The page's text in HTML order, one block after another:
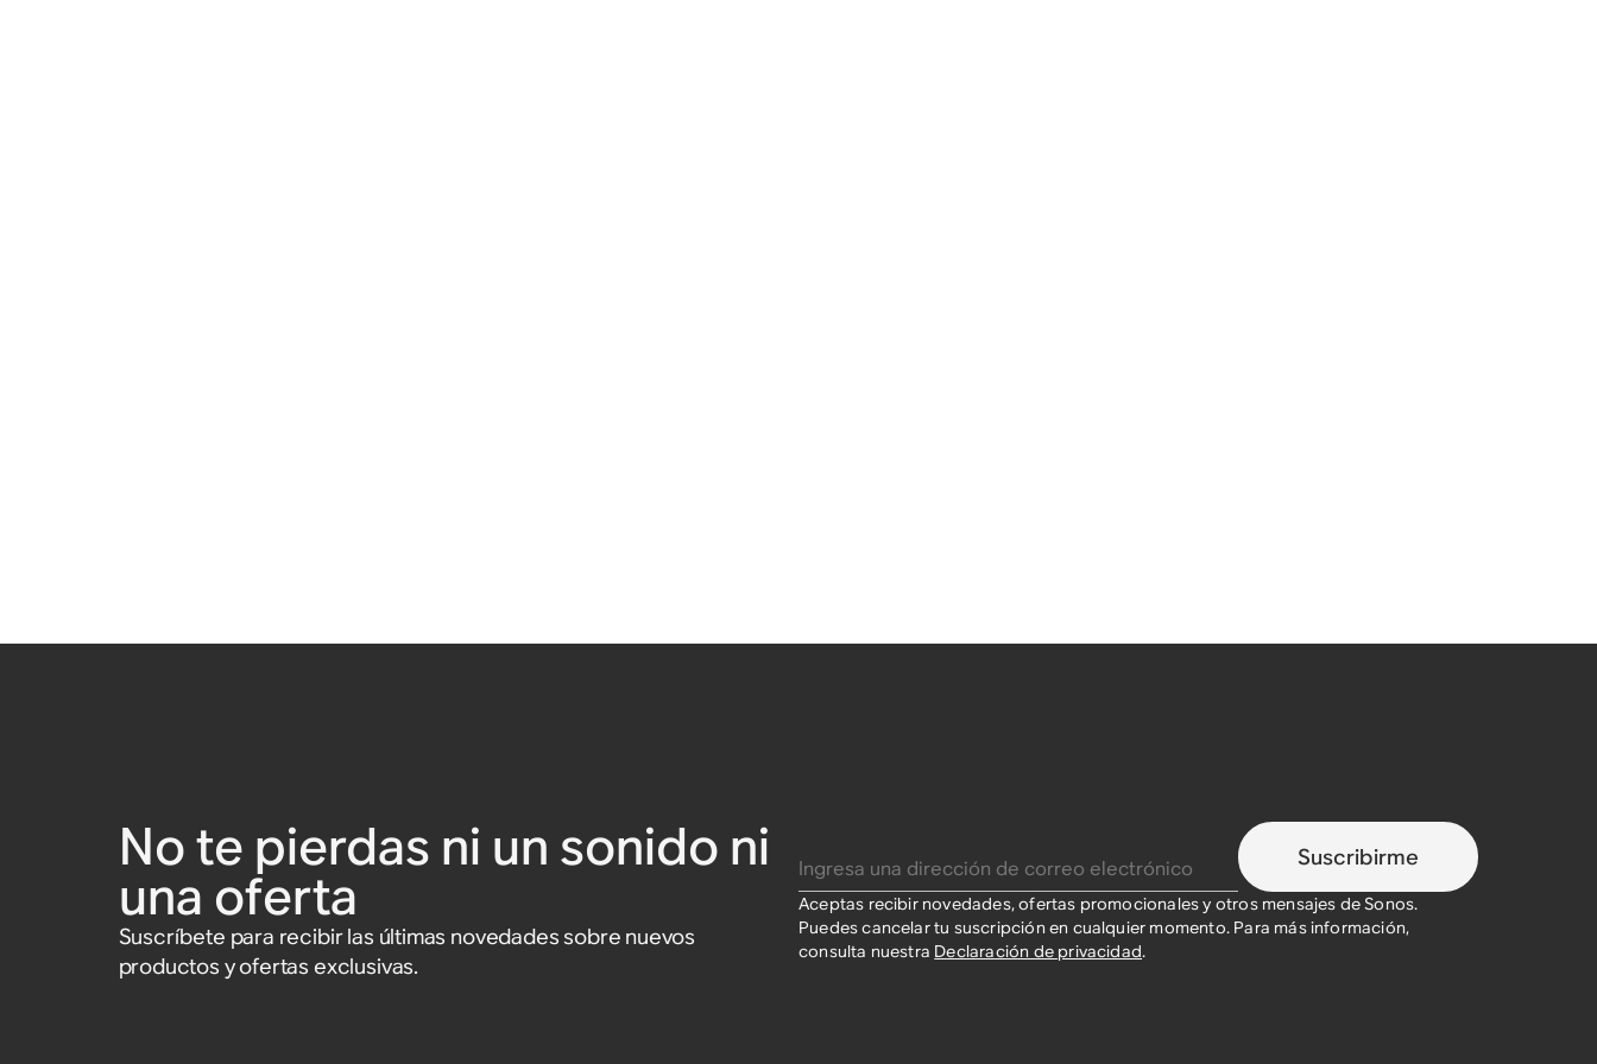
No te pierdas ni un sonido ni
una oferta
Suscríbete para recibir las últimas novedades sobre nuevos
productos y ofertas exclusivas.
Suscribirme
Aceptas recibir novedades, ofertas promocionales y otros mensajes de Sonos.
Puedes cancelar tu suscripción en cualquier momento. Para más información,
consulta nuestra Declaración de privacidad.